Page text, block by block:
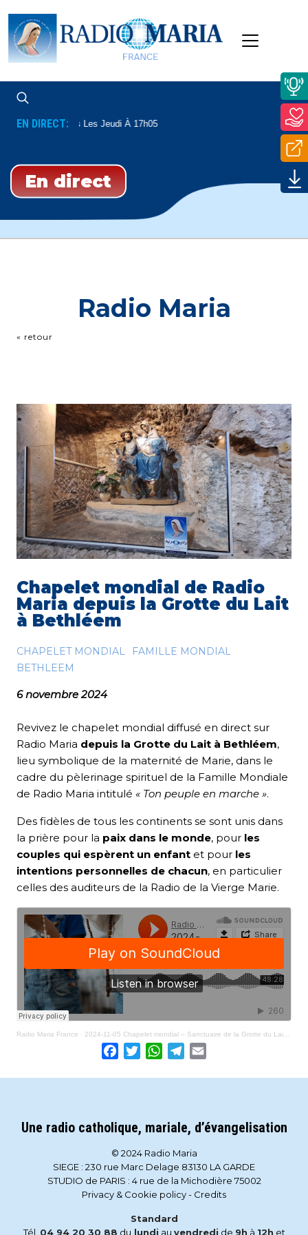
EN DIRECT:Tous Les Jeudi À 17h05
En direct
Radio Maria
« retour
Chapelet mondial de Radio
Maria depuis la Grotte du Lait
à Bethléem
CHAPELET MONDIAL
FAMILLE MONDIAL
BETHLEEM
6 novembre 2024
Revivez le chapelet mondial diffusé en direct sur
Radio Maria depuis la Grotte du Lait à Bethléem,
lieu symbolique de la maternité de Marie, dans le
cadre du pèlerinage spirituel de la Famille Mondiale
de Radio Maria intitulé « Ton peuple en marche ».
Des fidèles de tous les continents se sont unis dans
la prière pour la paix dans le monde, pour les
couples qui espèrent un enfant et pour les
intentions personnelles de chacun, en particulier
celles des auditeurs de la Radio de la Vierge Marie.
Radio Maria France · 2024-11-05 Chapelet mondial – Sanctuaire de la Grotte du Lait – Bethléem
Facebook
TwitterWhatsApp
Telegram
Une radio catholique, mariale, d’évangelisation
© 2024 Radio Maria
SIEGE : 230 rue Marc Delage 83130 LA GARDE
STUDIO de PARIS : 4 rue de la Michodière 75002
Privacy & Cookie policy- Credits
Standard
Tél. 04 94 20 30 88 du lundi au vendredi de 9h à 12h et